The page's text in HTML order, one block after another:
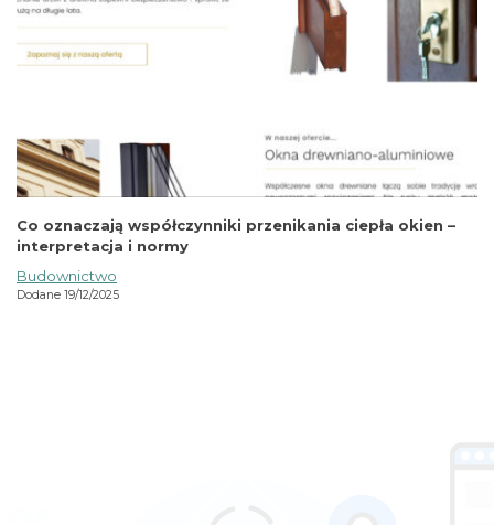
Co oznaczają współczynniki przenikania ciepła okien –
interpretacja i normy
Budownictwo
Dodane 19/12/2025